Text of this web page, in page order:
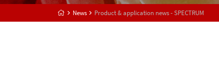
News Product & application news - SPECTRUM